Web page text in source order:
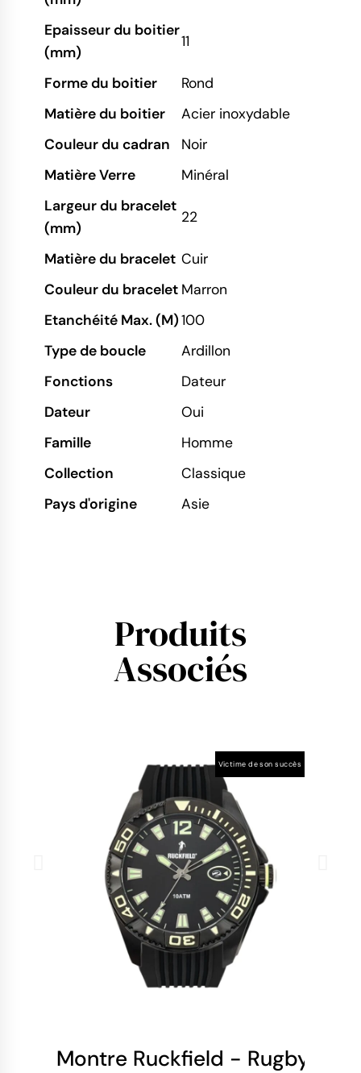
Epaisseur du boitier
(mm)
11
Forme du boitier
Rond
Matière du boitier
Acier inoxydable
Couleur du cadran
Noir
Matière Verre
Minéral
Largeur du bracelet
(mm)
22
Matière du bracelet Cuir
Couleur du bracelet Marron
Etanchéité Max. (M)100
Type de boucle
Ardillon
Fonctions
Dateur
Dateur
Oui
Famille
Homme
Collection
Classique
Pays d'origine
Asie
Produits
Associés
Victime de son succès
Montre Ruckfield - Rugby -